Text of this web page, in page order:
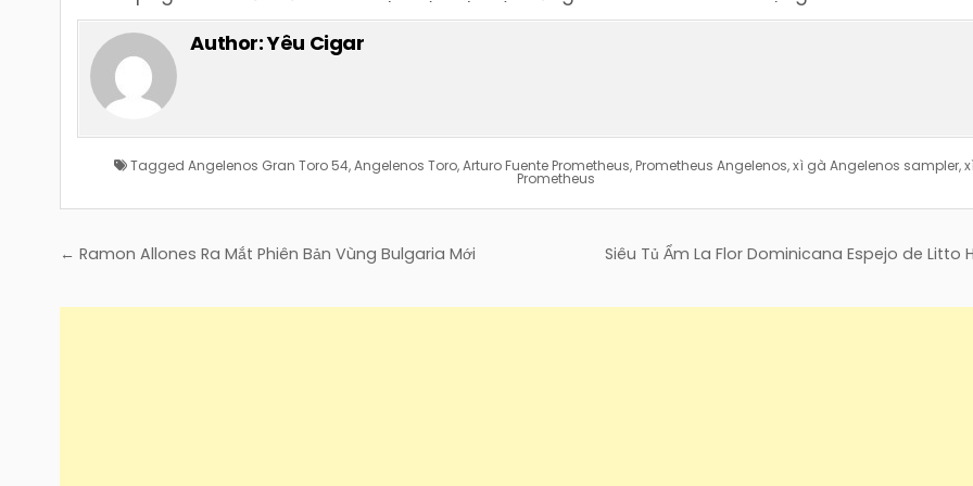
Author:Yêu Cigar
Tagged Angelenos Gran Toro 54,Angelenos Toro,Arturo Fuente Prometheus, Prometheus Angelenos,xì gà Angelenos sampler,
Prometheus
Điều
bài
Siêu Tủ Ẩm La Flor Dominicana Espejo de Litto
← Ramon Allones Ra Mắt Phiên Bản Vùng Bulgaria Mới